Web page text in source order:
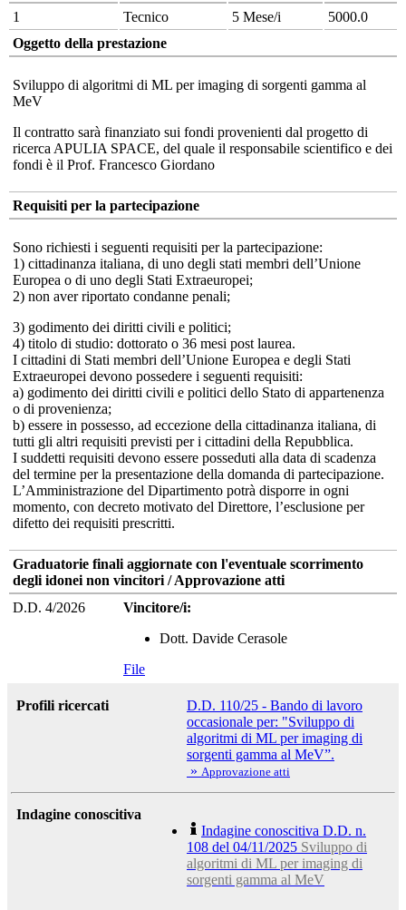
1 Tecnico 5 Mese/i
5000.0
Oggetto della prestazione
Sviluppo di algoritmi di ML per imaging di sorgenti gamma al
MeV
Il contratto sarà finanziato sui fondi provenienti dal progetto di
ricerca APULIA SPACE, del quale il responsabile scientifico e dei
fondi è il Prof. Francesco Giordano
Requisiti per la partecipazione
Sono richiesti i seguenti requisiti per la partecipazione:
1) cittadinanza italiana, di uno degli stati membri dell’Unione
Europea o di uno degli Stati Extraeuropei;
2) non aver riportato condanne penali;
3) godimento dei diritti civili e politici;
4) titolo di studio: dottorato o 36 mesi post laurea.
I cittadini di Stati membri dell’Unione Europea e degli Stati
Extraeuropei devono possedere i seguenti requisiti:
a) godimento dei diritti civili e politici dello Stato di appartenenza
o di provenienza;
b) essere in possesso, ad eccezione della cittadinanza italiana, di
tutti gli altri requisiti previsti per i cittadini della Repubblica.
I suddetti requisiti devono essere posseduti alla data di scadenza
del termine per la presentazione della domanda di partecipazione.
L’Amministrazione del Dipartimento potrà disporre in ogni
momento, con decreto motivato del Direttore, l’esclusione per
difetto dei requisiti prescritti.
Graduatorie finali aggiornate con l'eventuale scorrimento
degli idonei non vincitori / Approvazione atti
D.D. 4/2026
Vincitore/i:
Dott. Davide Cerasole
File
Profili ricercati
D.D. 110/25 - Bando di lavoro
occasionale per: "Sviluppo di
algoritmi di ML per imaging di
sorgenti gamma al MeV”.
» Approvazione atti
Indagine conoscitiva
Indagine conoscitiva D.D. n.
108 del 04/11/2025 Sviluppo di
algoritmi di ML per imaging di
sorgenti gamma al MeV